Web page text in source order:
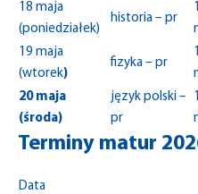
18 maja
(poniedziałek)
historia – pr
19 maja
(wtorek)
fizyka – pr
20 maja
(środa)
język polski –
pr
Terminy matur
Data